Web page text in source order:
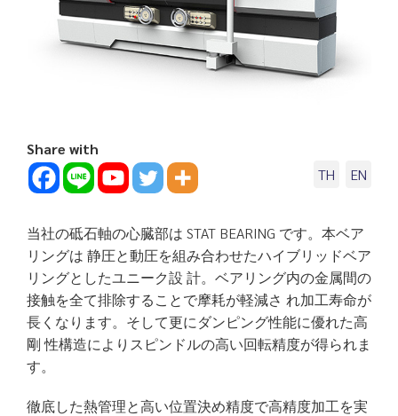
Share with
TH
EN
当社の砥石軸の心臓部は STAT BEARING です。本ベア
リングは 静圧と動圧を組み合わせたハイブリッドベア
リングとしたユニーク設 計。ベアリング内の金属間の
接触を全て排除することで摩耗が軽減さ れ加工寿命が
長くなります。そして更にダンピング性能に優れた高
剛 性構造によりスピンドルの高い回転精度が得られま
す。
徹底した熱管理と高い位置決め精度で高精度加工を実